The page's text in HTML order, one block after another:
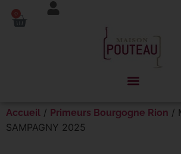
0
Accueil / Primeurs Bourgogne Rion /
SAMPAGNY 2025
Panneau de gestion des cookies